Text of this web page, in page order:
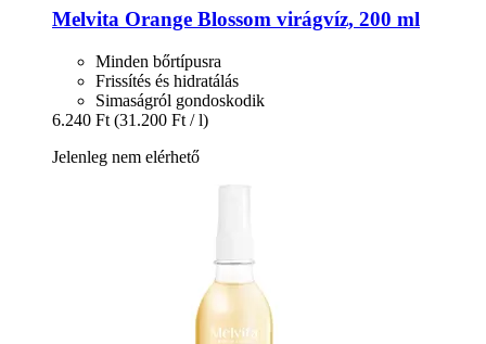
Melvita Orange Blossom virágvíz, 200 ml
Minden bőrtípusra
Frissítés és hidratálás
Simaságról gondoskodik
6.240 Ft (31.200 Ft / l)
Jelenleg nem elérhető